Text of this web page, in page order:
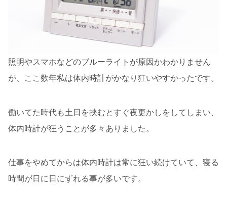
照明やスマホなどのブルーライトが原因かわかりません
が、ここ数年私は体内時計がかなり狂いやすかったです。
働いてた時代も土日を挟むとすぐ夜更かしをしてしまい、
体内時計が狂うことが多々ありました。
仕事をやめてからは体内時計は常に狂い続けていて、寝る
時間が日に日にずれる事が多いです。